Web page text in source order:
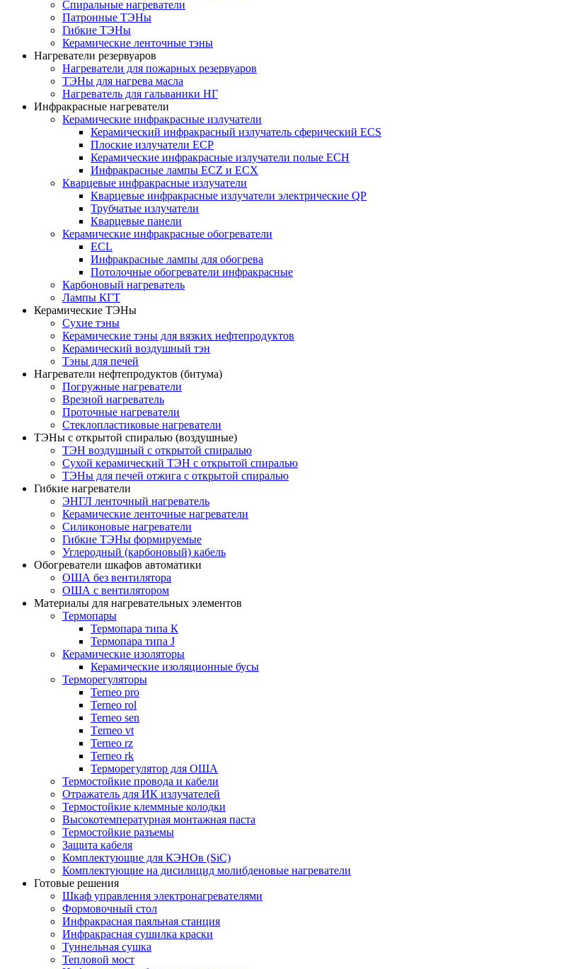
Спиральные нагреватели
Патронные ТЭНы
Гибкие ТЭНы
Керамические ленточные тэны
Нагреватели резервуаров
Нагреватели для пожарных резервуаров
ТЭНы для нагрева масла
Нагреватель для гальваники НГ
Инфракрасные нагреватели
Керамические инфракрасные излучатели
Керамический инфракрасный излучатель сферический ECS
Плоские излучатели ECP
Керамические инфракрасные излучатели полые ECH
Инфракрасные лампы ECZ и ECX
Кварцевые инфракрасные излучатели
Кварцевые инфракрасные излучатели электрические QP
Трубчатые излучатели
Кварцевые панели
Керамические инфракрасные обогреватели
ECL
Инфракрасные лампы для обогрева
Потолочные обогреватели инфракрасные
Карбоновый нагреватель
Лампы КГТ
Керамические ТЭНы
Сухие тэны
Керамические тэны для вязких нефтепродуктов
Керамический воздушный тэн
Тэны для печей
Нагреватели нефтепродуктов (битума)
Погружные нагреватели
Врезной нагреватель
Проточные нагреватели
Стеклопластиковые нагреватели
ТЭНы с открытой спиралью (воздушные)
ТЭН воздушный с открытой спиралью
Сухой керамический ТЭН с открытой спиралью
ТЭНы для печей отжига с открытой спиралью
Гибкие нагреватели
ЭНГЛ ленточный нагреватель
Керамические ленточные нагреватели
Силиконовые нагреватели
Гибкие ТЭНы формируемые
Углеродный (карбоновый) кабель
Обогреватели шкафов автоматики
ОША без вентилятора
ОША с вентилятором
Материалы для нагревательных элементов
Термопары
Термопара типа К
Термопара типа J
Керамические изоляторы
Керамические изоляционные бусы
Терморегуляторы
Terneo pro
Terneo rol
Terneo sen
Тerneo vt
Terneo rz
Terneo rk
Терморегулятор для ОША
Термостойкие провода и кабели
Отражатель для ИК излучателей
Термостойкие клеммные колодки
Высокотемпературная монтажная паста
Термостойкие разъемы
Защита кабеля
Комплектующие для КЭНОв (SiC)
Комплектующие на дисилицид молибденовые нагреватели
Готовые решения
Шкаф управления электронагревателями
Формовочный стол
Инфракрасная паяльная станция
Инфракрасная сушилка краски
Туннельная сушка
Тепловой мост